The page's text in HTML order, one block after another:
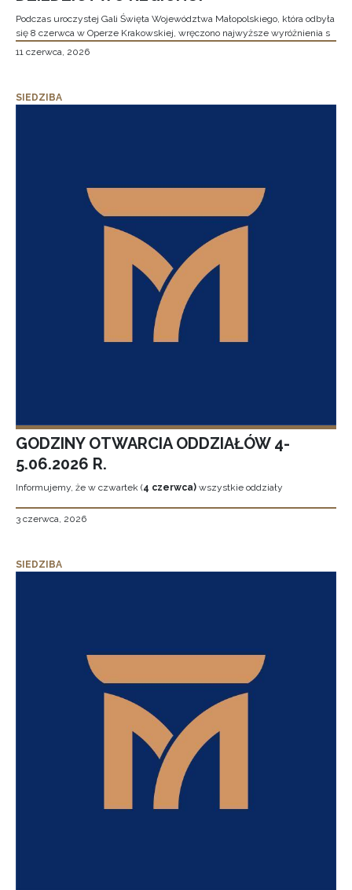
Podczas uroczystej Gali Święta Województwa Małopolskiego, która odbyła
się 8 czerwca w Operze Krakowskiej, wręczono najwyższe wyróżnienia s
11 czerwca, 2026
SIEDZIBA
GODZINY OTWARCIA ODDZIAŁÓW 4-
5.06.2026 R.
Informujemy, że w czwartek (4 czerwca) wszystkie oddziały
3 czerwca, 2026
SIEDZIBA